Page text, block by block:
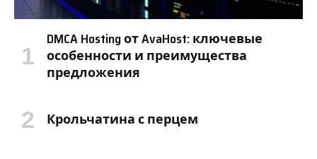
DMCA Hosting от AvaHost: ключевые
особенности и преимущества
предложения
Крольчатина с перцем